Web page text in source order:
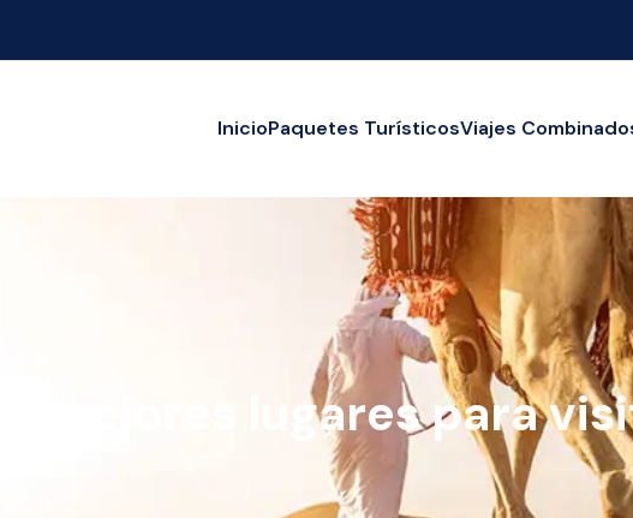
InicioPaquetes TurísticosViajes
7 mejores lugares para